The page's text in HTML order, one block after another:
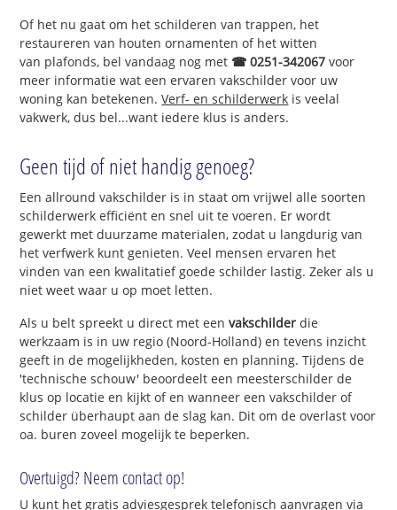
Of het nu gaat om het schilderen van trappen, het
restaureren van houten ornamenten of het witten
van plafonds, bel vandaag nog met ☎ 0251-342067 voor
meer informatie wat een ervaren vakschilder voor uw
woning kan betekenen.Verf- en schilderwerk is veelal
vakwerk, dus bel...want iedere klus is anders.
Geen tijd of niet handig genoeg?
Een allround vakschilder is in staat om vrijwel alle soorten
schilderwerk efficiënt en snel uit te voeren. Er wordt
gewerkt met duurzame materialen, zodat u langdurig van
het verfwerk kunt genieten. Veel mensen ervaren het
vinden van een kwalitatief goede schilder lastig. Zeker als u
niet weet waar u op moet letten.
Als u belt spreekt u direct met eenvakschilder die
werkzaam is in uw regio (Noord-Holland) en tevens inzicht
geeft in de mogelijkheden, kosten en planning. Tijdens de
'technische schouw' beoordeelt een meesterschilder de
klus op locatie en kijkt of en wanneer een vakschilder of
schilder überhaupt aan de slag kan. Dit om de overlast voor
oa. buren zoveel mogelijk te beperken.
Overtuigd? Neem contact op!
U kunt hetgratis adviesgesprek telefonisch aanvragen via